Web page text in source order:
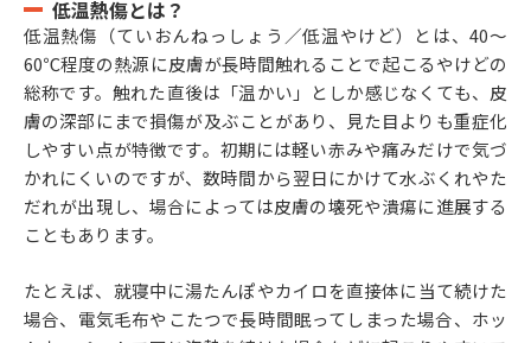
低温熱傷とは？
低温熱傷（ていおんねっしょう／低温やけど）とは、40〜
60℃程度の熱源に皮膚が長時間触れることで起こるやけどの
総称です。触れた直後は「温かい」としか感じなくても、皮
膚の深部にまで損傷が及ぶことがあり、見た目よりも重症化
しやすい点が特徴です。初期には軽い赤みや痛みだけで気づ
かれにくいのですが、数時間から翌日にかけて水ぶくれやた
だれが出現し、場合によっては皮膚の壊死や潰瘍に進展する
こともあります。
たとえば、就寝中に湯たんぽやカイロを直接体に当て続けた
場合、電気毛布やこたつで長時間眠ってしまった場合、ホッ